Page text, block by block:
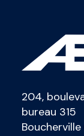
204,
bureau 315